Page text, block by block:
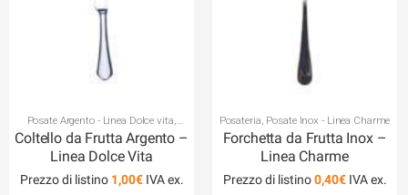
Posate Argento - Linea Dolce vita,
Posateria
Coltello da Frutta Argento –
Linea Dolce Vita
Prezzo di listino 1,00€
Posateria, Posate Inox - Linea Charme
Forchetta da Frutta Inox –
Linea Charme
Prezzo di listino0,40€